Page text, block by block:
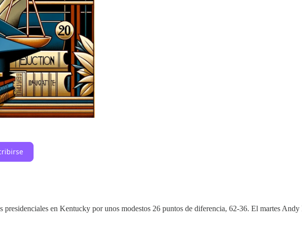
presidenciales en Kentucky por unos modestos 26 puntos de diferencia, 62-36. El martes